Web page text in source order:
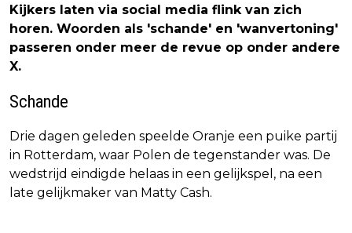
Kijkers laten via social media flink van zich
horen. Woorden als 'schande' en 'wanvertoning'
passeren onder meer de revue op onder andere
X.
Schande
Drie dagen geleden speelde Oranje een puike partij
in Rotterdam, waar Polen de tegenstander was. De
wedstrijd eindigde helaas in een gelijkspel, na een
late gelijkmaker van Matty Cash.